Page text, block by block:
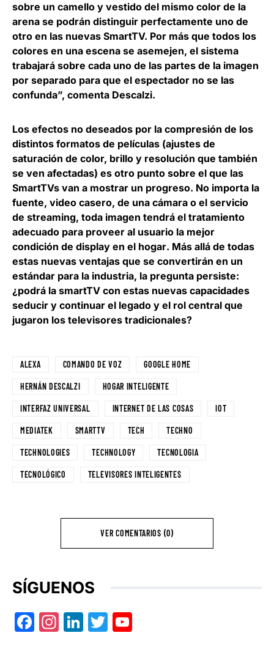
sobre un camello y vestido del mismo color de la
arena se podrán distinguir perfectamente uno de
otro en las nuevas SmartTV. Por más que todos los
colores en una escena se asemejen, el sistema
trabajará sobre cada uno de las partes de la imagen
por separado para que el espectador no se las
confunda”, comenta Descalzi.
Los efectos no deseados por la compresión de los
distintos formatos de películas (ajustes de
saturación de color, brillo y resolución que también
se ven afectadas) es otro punto sobre el que las
SmartTVs van a mostrar un progreso. No importa la
fuente, video casero, de una cámara o el servicio
de streaming, toda imagen tendrá el tratamiento
adecuado para proveer al usuario la mejor
condición de display en el hogar. Más allá de todas
estas nuevas ventajas que se convertirán en un
estándar para la industria, la pregunta persiste:
¿podrá la smartTV con estas nuevas capacidades
seducir y continuar el legado y el rol central que
jugaron los televisores tradicionales?
ALEXA COMANDO DE VOZ GOOGLE HOME
HERNÁN DESCALZI HOGAR INTELIGENTE
INTERFAZ UNIVERSAL INTERNET DE LAS COSAS IOT
MEDIATEK SMARTTV TECH TECHNO
TECHNOLOGIES TECHNOLOGY TECNOLOGIA
TECNOLÓGICO TELEVISORES INTELIGENTES
VER COMENTARIOS (0)
SÍGUENOS
Facebook
Instagram
LinkedIn
Twitter